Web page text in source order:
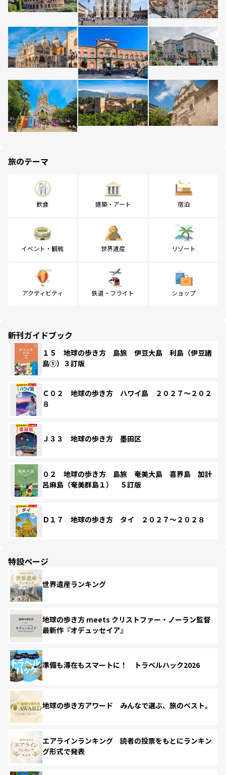
旅のテーマ
飲食 建築・アート 宿泊
イベント・観戦 世界遺産 リゾート
アクティビティ 鉄道・フライト ショップ
新刊ガイドブック
１５ 地球の歩き方 島旅 伊豆大島 利島（伊豆諸
島①）３訂版
Ｃ０２ 地球の歩き方 ハワイ島 ２０２７～２０２
８
Ｊ３３ 地球の歩き方 墨田区
０２ 地球の歩き方 島旅 奄美大島 喜界島 加計
呂麻島（奄美群島１） ５訂版
Ｄ１７ 地球の歩き方 タイ ２０２７～２０２８
特設ページ
世界遺産ランキング
地球の歩き方 meets クリストファー・ノーラン監督
最新作『オデュッセイア』
準備も滞在もスマートに！ トラベルハック2026
地球の歩き方アワード みんなで選ぶ、旅のベスト。
エアラインランキング 読者の投票をもとにランキン
グ形式で発表